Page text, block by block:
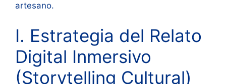
artesano.
I. Estrategia del Relato
Digital Inmersivo
(Storytelling Cultural)